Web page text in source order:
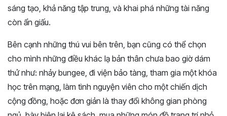
sáng tạo, khả năng tập trung, và khai phá những tài năng
còn ẩn giấu.
Bên cạnh những thú vui bên trên, bạn cũng có thể chọn
cho mình những điều khác lạ bản thân chưa bao giờ dám
thử như: nhảy bungee, đi viện bảo tàng, tham gia một khóa
học trên mạng, làm tình nguyện viên cho một chiến dịch
cộng đồng, hoặc đơn giản là thay đổi không gian phòng